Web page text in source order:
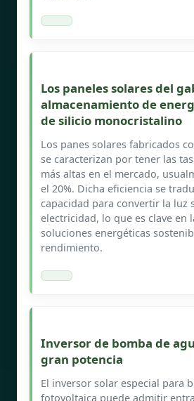
Los paneles solares del
almacenamiento de
de silicio monocristalino
Los panes solares fabricados
se caracterizan por tener las
más altas en el mercado,
el 20%. Dicha eficiencia se
capacidad para convertir la luz
electricidad, lo que es clave en
soluciones energéticas
rendimiento.
Inversor de bomba de
gran potencia
El inversor solar especial para
fotovoltaica puede admitir